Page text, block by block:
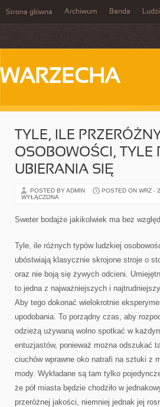
Strona główna Archiwum Banda
WARZECHA
TYLE, ILE
OSOBOWOŚCI, TYLE
UBIERANIA SIĘ
POSTED BY ADMIN POSTED ON WRZ -
WYŁĄCZONA
Sweter bodajże jakikolwiek ma bez
Tyle, ile różnych typów ludzkiej
ubóstwiają klasycznie skrojone stroje o
oraz nie boją się żywych odcieni.
to jedna z najważniejszych i
Aby tego dokonać wielokrotnie
upodobania. To porządny czas, aby
odzieżą używaną wolno spotkać w
entuzjastów, ponieważ można odszukać
ciuchów wprawne oko natrafi na sztuki z
mody. Wykładane są tam tylko
że pół miasta będzie chodziło w
przeróżnej jakości, niemniej jednak jej